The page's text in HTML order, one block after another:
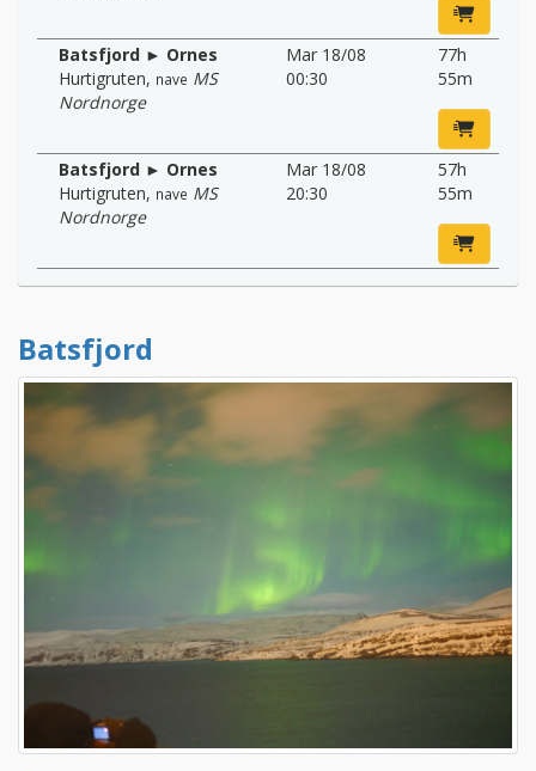
Batsfjord ► Ornes
Hurtigruten, nave MS
Nordnorge
Mar 18/08
00:30
77h
55m
Batsfjord ► Ornes
Hurtigruten, nave MS
Nordnorge
Mar 18/08
20:30
57h
55m
Batsfjord